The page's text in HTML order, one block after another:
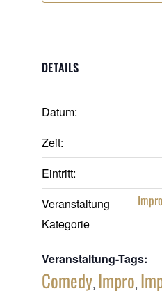
DETAILS
Datum:
Zeit:
Eintritt:
Veranstaltung
Kategorie
Veranstaltung-Tags:
Comedy, Impro,